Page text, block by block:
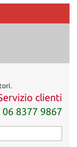
finalità di
clienti
06 8377 9867